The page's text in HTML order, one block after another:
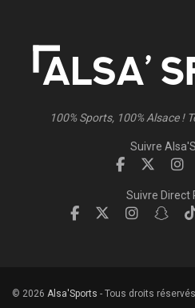
100% Sports, 100% Alsace !
Suivre
Suivre Direct
© 2026 Alsa'Sports - Tous droits réservés